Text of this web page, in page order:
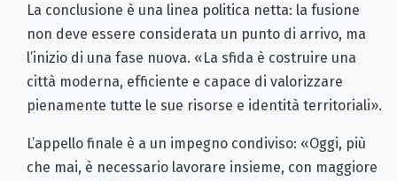
La conclusione è una linea politica netta: la fusione
non deve essere considerata un punto di arrivo, ma
l’inizio di una fase nuova. «La sfida è costruire una
città moderna, efficiente e capace di valorizzare
pienamente tutte le sue risorse e identità territoriali».
L’appello finale è a un impegno condiviso: «Oggi, più
che mai, è necessario lavorare insieme, con maggiore